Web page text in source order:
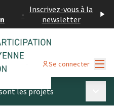
- Inscrivez-vous à la
newsletter
Se connecter
les projets